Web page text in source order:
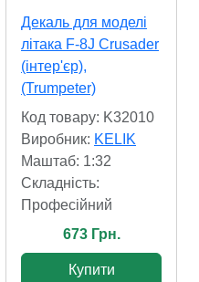
Декаль для моделі
літака F-8J Crusader
(інтер'єр),
(Trumpeter)
Код товару: K32010
Виробник: KELIK
Маштаб: 1:32
Складність:
Професійний
673 Грн.
Купити